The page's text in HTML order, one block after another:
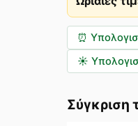
⏰
☀️
Σύγκριση